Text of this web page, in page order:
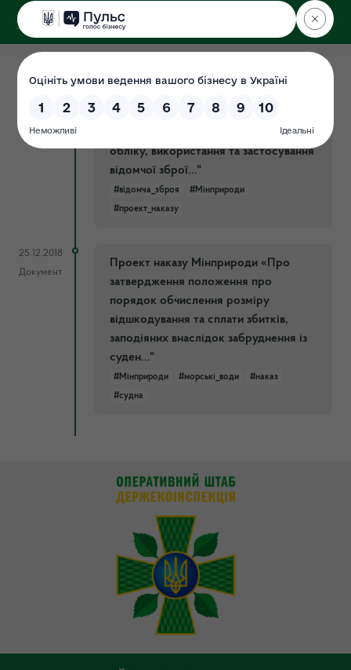
ДЕРЖЕКОІНСПЕКЦІЯ
25.12.2018
Документ
затвердження інструкції про порядок
придбання, перевезення, зберігання,
обліку, використання та застосування
відомчої зброї..."
#відомча_зброя
#Мінприроди
#проект_наказу
25.12.2018
Документ
Проект наказу Мінприроди «Про
затвердження положення про
порядок обчислення розміру
відшкодування та сплати збитків,
заподіяних внаслідок забруднення із
суден..."
#Мінприроди #морські_води
#наказ
#судна